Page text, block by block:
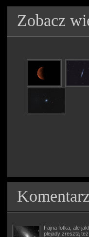
Zobacz
Fajna fotka, ale
plejady zresztą